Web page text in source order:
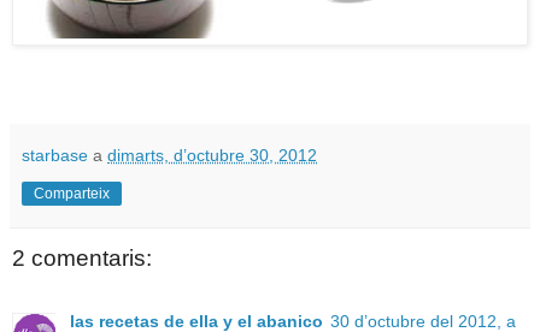
starbase a dimarts, d’octubre 30, 2012
Comparteix
2 comentaris:
las recetas de ella y el abanico 30 d’octubre del 2012, a